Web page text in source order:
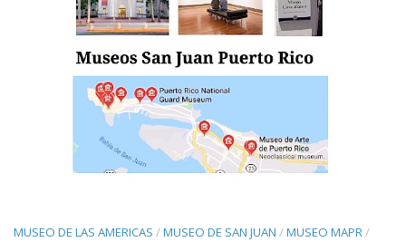
MUSEO DE LAS AMERICAS /MUSEO DE SAN JUAN /MUSEO MAPR/